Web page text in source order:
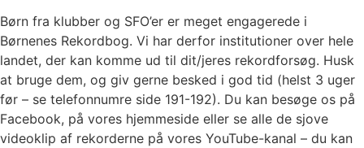
Børn fra klubber og SFO’er er meget engagerede i
Børnenes Rekordbog. Vi har derfor institutioner over hele
landet, der kan komme ud til dit/jeres rekordforsøg. Husk
at bruge dem, og giv gerne besked i god tid (helst 3 uger
før – se telefonnumre side 191-192). Du kan besøge os på
Facebook, på vores hjemmeside eller se alle de sjove
videoklip af rekorderne på vores YouTube-kanal – du kan